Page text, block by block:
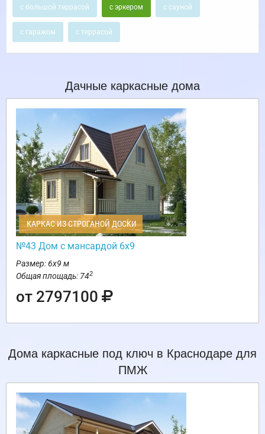
с большой террасой с эркером с сауной
с гаражом с террасой
Дачные каркасные дома
КАРКАС ИЗ СТРОГАНОЙ ДОСКИ
№43 Дом с мансардой 6х9
Размер: 6х9 м
Общая площадь: 742
от 2797100
Дома каркасные под ключ в Краснодаре для
ПМЖ